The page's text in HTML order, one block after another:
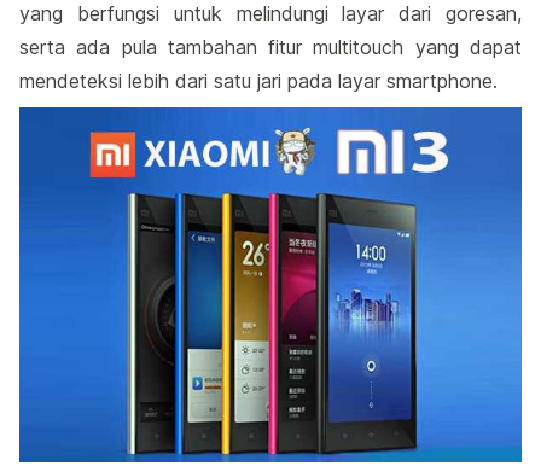
yang berfungsi untuk melindungi layar dari goresan,
serta ada pula tambahan fitur multitouch yang dapat
mendeteksi lebih dari satu jari pada layar smartphone.